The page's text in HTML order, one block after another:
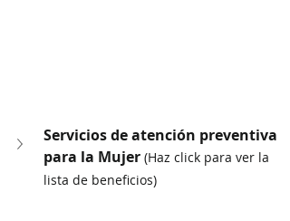
Servicios de atención preventiva
para la Mujer (Haz click para ver la
lista de beneficios)